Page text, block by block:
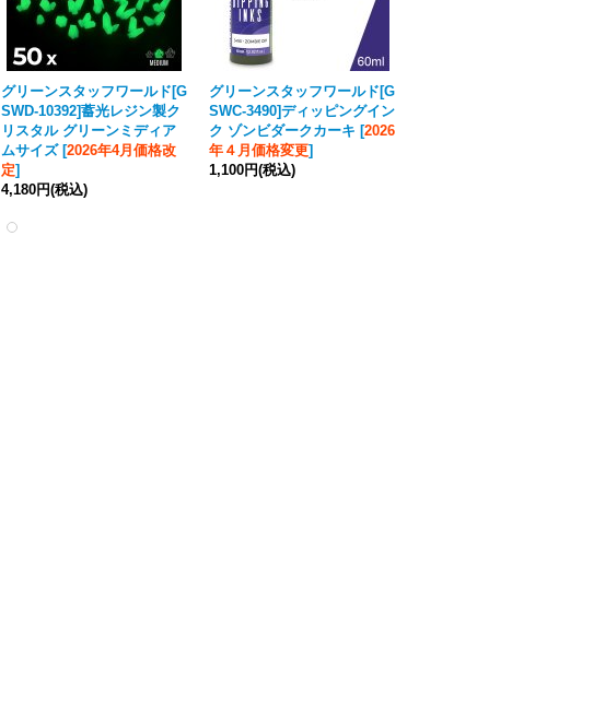
グリーンスタッフワールド[G
SWD-10392]蓄光レジン製ク
リスタル グリーンミディア
ムサイズ [2026年4月価格改
定]
4,180円(税込)
グリーンスタッフワールド[G
SWC-3490]ディッピングイン
ク ゾンビダークカーキ [2026
年４月価格変更]
1,100円(税込)